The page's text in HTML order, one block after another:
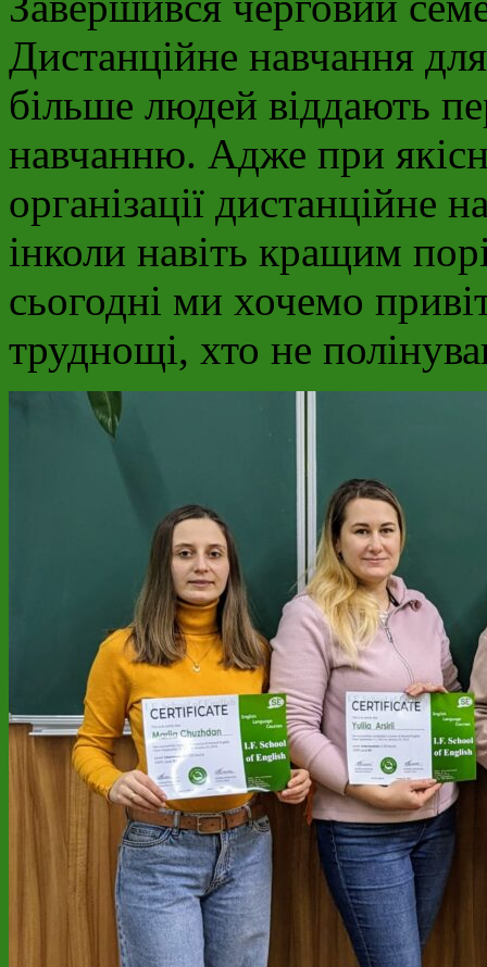
Дистанційне навчання
більше людей віддають
навчанню. Адже при
організації
інколи навіть кращим
сьогодні ми хочемо
труднощі, хто не